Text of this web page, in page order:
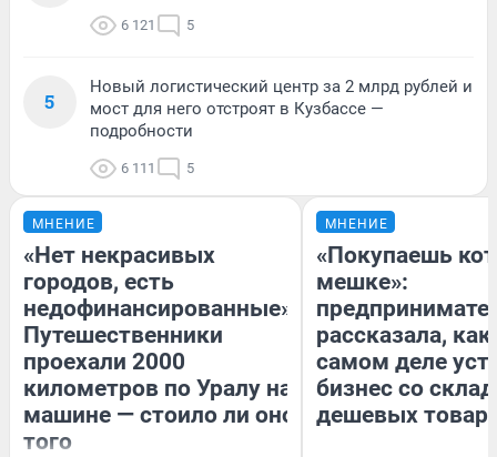
6 121 5
5
Новый логистический центр за 2 млрд рублей и
мост для него отстроят в Кузбассе —
подробности
6 111 5
МНЕНИЕ
«Нет некрасивых
городов, есть
недофинансированные».
Путешественники
проехали 2000
километров по Уралу на
машине — стоило ли оно
того
МНЕНИЕ
«Покупаешь
мешке»:
рассказала, как
самом деле
бизнес со
дешевых